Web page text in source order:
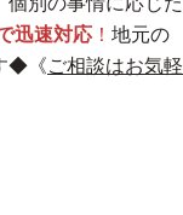
迅速対応 ！ 地元の
◆《ご相談はお気軽